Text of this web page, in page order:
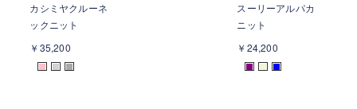
カシミヤクルーネ
ックニット
￥35,200
■ ■ ■
スーリーアルパカ
ニット
￥24,200
■ ■ ■